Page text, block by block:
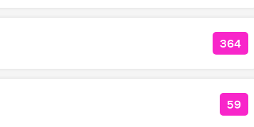
364
59